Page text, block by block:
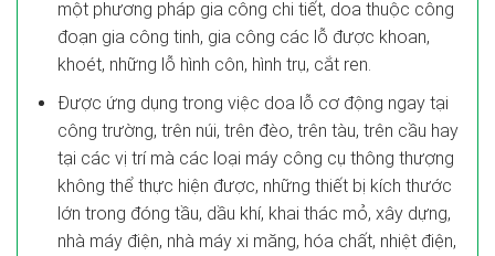
một phương pháp gia công chi tiết, doa thuộc công
đoạn gia công tinh, gia công các lỗ được khoan,
khoét, những lỗ hình côn, hình trụ, cắt ren.
Được ứng dụng trong việc doa lỗ cơ động ngay tại
công trường, trên núi, trên đèo, trên tàu, trên cầu hay
tại các vị trí mà các loại máy công cụ thông thượng
không thể thực hiện được, những thiết bị kích thước
lớn trong đóng tầu, dầu khí, khai thác mỏ, xây dựng,
nhà máy điện, nhà máy xi măng, hóa chất, nhiệt điện,